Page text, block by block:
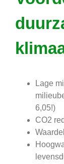
Lage
6,05!)
CO2